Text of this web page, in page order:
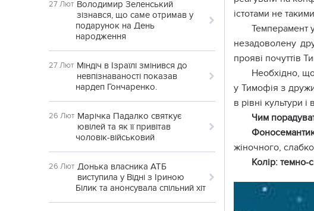
27 Лют Володимир Зеленський
зізнався, що саме отримав у
подарунок на День
народження
27 Лют Міндіч в Ізраїлі змінився до
невпізнаваності показав
нардеп Гончаренко.
26 Лют Марічка Падалко святкує
ювілей та як її привітав
чоловік-військовий
26 Лют Донька власника АТБ
виступила у Відні з Іриною
Білик та анонсувала спільний хіт
істотами не
Темперамент
незадоволену
прояві почуттів
Необхідно,
у Тимофія з
в рівні культури
Чим
жіночного,
Колір: темно-